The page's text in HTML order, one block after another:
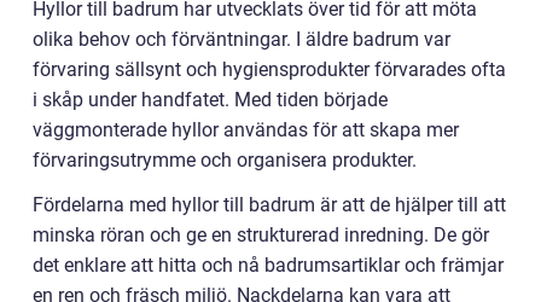
Hyllor till badrum har utvecklats över tid för att möta
olika behov och förväntningar. I äldre badrum var
förvaring sällsynt och hygiensprodukter förvarades ofta
i skåp under handfatet. Med tiden började
väggmonterade hyllor användas för att skapa mer
förvaringsutrymme och organisera produkter.
Fördelarna med hyllor till badrum är att de hjälper till att
minska röran och ge en strukturerad inredning. De gör
det enklare att hitta och nå badrumsartiklar och främjar
en ren och fräsch miljö. Nackdelarna kan vara att